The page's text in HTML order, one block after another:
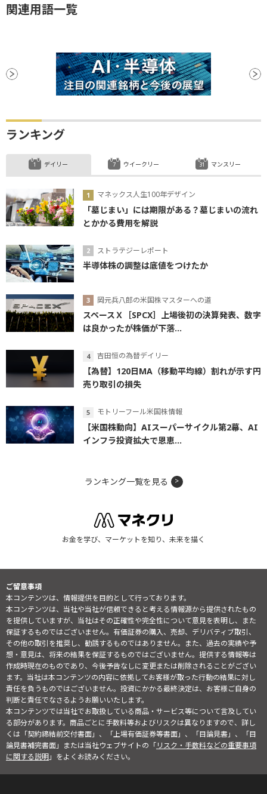
関連用語一覧
ランキング
デイリー
マネックス人生100年デザイン
「墓じまい」には期限がある？墓じまいの流れ
とかかる費用を解説
ストラテジーレポート
半導体株の調整は底値をつけたか
岡元兵八郎の米国株マスターへの道
スペースＸ［SPCX］上場後初の決算発表、数字
は良かったが株価が下落...
吉田恒の為替デイリー
【為替】120日MA（移動平均線）割れが示す円
売り取引の損失
モトリーフール米国株情報
【米国株動向】AIスーパーサイクル第2幕、AI
インフラ投資拡大で恩恵...
ウイークリー マンスリー
ランキング一覧を見る
お金を学び、マーケットを知り、未来を描く
ご留意事項
本コンテンツは、情報提供を目的として行っております。
本コンテンツは、当社や当社が信頼できると考える情報源から提供されたもの
を提供していますが、当社はその正確性や完全性について意見を表明し、また
保証するものではございません。有価証券の購入、売却、デリバティブ取引、
その他の取引を推奨し、勧誘するものではありません。また、過去の実績や予
想・意見は、将来の結果を保証するものではございません。提供する情報等は
作成時現在のものであり、今後予告なしに変更または削除されることがござい
ます。当社は本コンテンツの内容に依拠してお客様が取った行動の結果に対し
責任を負うものではございません。投資にかかる最終決定は、お客様ご自身の
判断と責任でなさるようお願いいたします。
本コンテンツでは当社でお取扱している商品・サービス等について言及してい
る部分があります。商品ごとに手数料等およびリスクは異なりますので、詳し
くは「契約締結前交付書面」、「上場有価証券等書面」、「目論見書」、「目
論見書補完書面」または当社ウェブサイトの「リスク・手数料などの重要事項
に関する説明」をよくお読みください。